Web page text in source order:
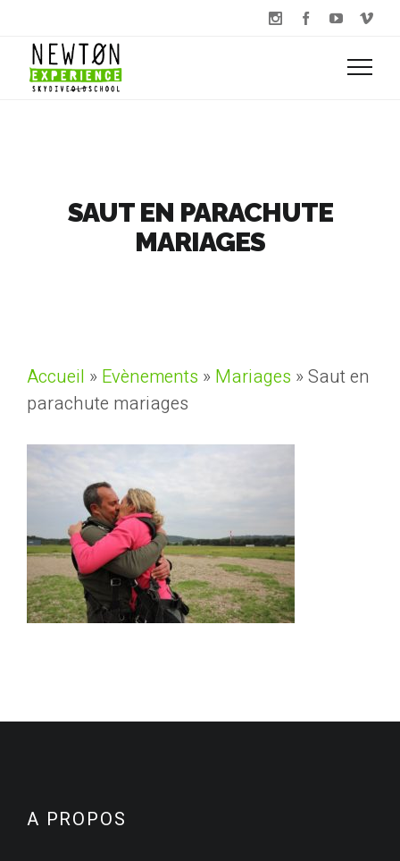
SAUT EN PARACHUTE
MARIAGES
Accueil » Evènements » Mariages » Saut en
parachute mariages
A PROPOS